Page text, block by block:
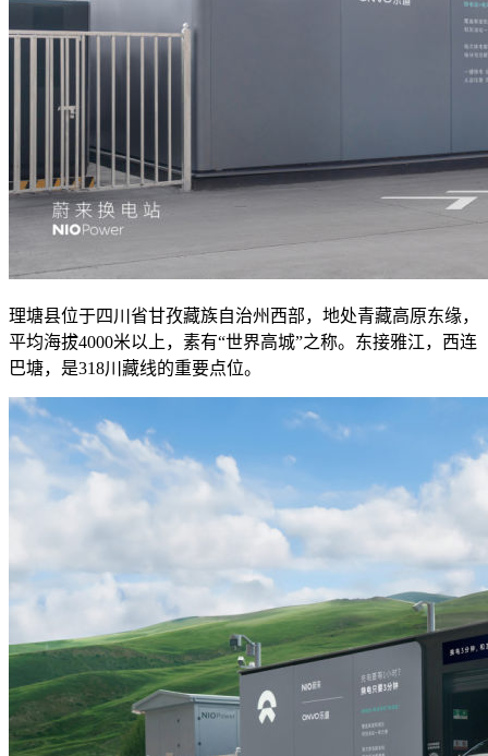
理塘县位于四川省甘孜藏族自治州西部，地处青藏高原东缘，
平均海拔4000米以上，素有“世界高城”之称。东接雅江，西连
巴塘，是318川藏线的重要点位。